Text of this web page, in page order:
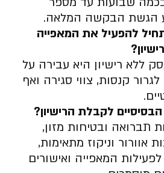
הגשת הבקשה המלאה.
להפעיל את המאפייה
?
ללא רישיון היא עבירה על
קנסות, צווי סגירה ואף
לקבלת הרישיון?
תברואה ובטיחות מזון,
אוורור וניקוז מתאימות,
המאפייה ואישורים